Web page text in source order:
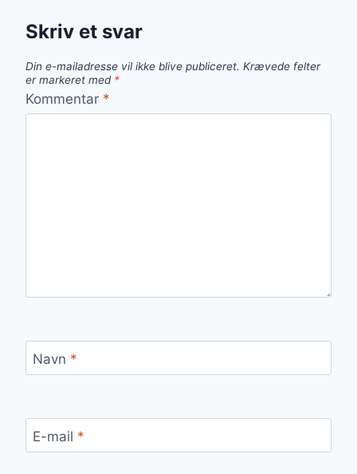
Skriv et svar
Din e-mailadresse vil ikke blive publiceret. Krævede felter
er markeret med *
Kommentar *
Navn *
E-mail *